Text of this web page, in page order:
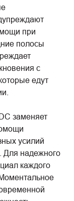
при
полосы
с
едут
заменяет
усилий
Для надежного
каждого